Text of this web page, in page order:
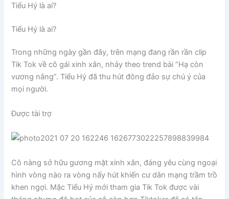
Tiểu Hý là ai?
Tiểu Hý là ai?
Trong những ngày gần đây, trên mạng đang rần rần clip
Tik Tok về cô gái xinh xắn, nhảy theo trend bài “Hạ còn
vương nắng”. Tiểu Hý đã thu hút đông đảo sự chú ý của
mọi người.
Được tài trợ
Cô nàng sở hữu gương mặt xinh xắn, đáng yêu cùng ngoại
hình vòng nào ra vòng nấy hút khiến cư dân mạng trầm trồ
khen ngợi. Mặc Tiểu Hý mới tham gia Tik Tok được vài